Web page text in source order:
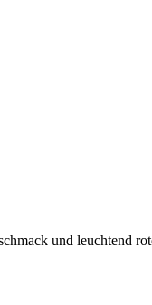
und leuchtend